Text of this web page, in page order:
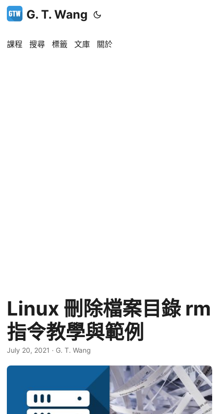
G. T. Wang
課程 搜尋 標籤 文庫 關於
Linux 刪除檔案目錄 rm
指令教學與範例
July 20, 2021 · G. T. Wang